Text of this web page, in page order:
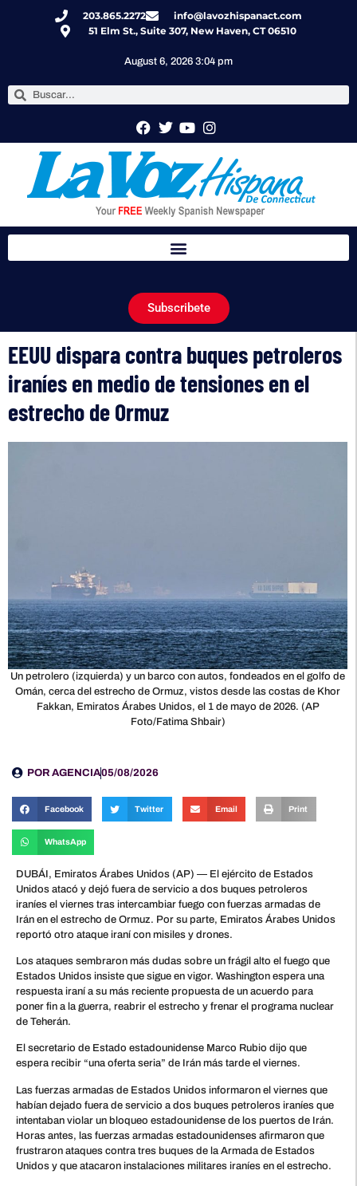
203.865.2272
info@lavozhispanact.com
51 Elm St., Suite 307, New Haven, CT 06510
August 6, 2026 3:04 pm
Subscribete
EEUU dispara contra buques petroleros
iraníes en medio de tensiones en el
estrecho de Ormuz
Un petrolero (izquierda) y un barco con autos, fondeados en el golfo de
Omán, cerca del estrecho de Ormuz, vistos desde las costas de Khor
Fakkan, Emiratos Árabes Unidos, el 1 de mayo de 2026. (AP
Foto/Fatima Shbair)
POR AGENCIA05/08/2026
Facebook Twitter Email Print
WhatsApp
DUBÁI, Emiratos Árabes Unidos (AP) — El ejército de Estados
Unidos atacó y dejó fuera de servicio a dos buques petroleros
iraníes el viernes tras intercambiar fuego con fuerzas armadas de
Irán en el estrecho de Ormuz. Por su parte, Emiratos Árabes Unidos
reportó otro ataque iraní con misiles y drones.
Los ataques sembraron más dudas sobre un frágil alto el fuego que
Estados Unidos insiste que sigue en vigor. Washington espera una
respuesta iraní a su más reciente propuesta de un acuerdo para
poner fin a la guerra, reabrir el estrecho y frenar el programa nuclear
de Teherán.
El secretario de Estado estadounidense Marco Rubio dijo que
espera recibir “una oferta seria” de Irán más tarde el viernes.
Las fuerzas armadas de Estados Unidos informaron el viernes que
habían dejado fuera de servicio a dos buques petroleros iraníes que
intentaban violar un bloqueo estadounidense de los puertos de Irán.
Horas antes, las fuerzas armadas estadounidenses afirmaron que
frustraron ataques contra tres buques de la Armada de Estados
Unidos y que atacaron instalaciones militares iraníes en el estrecho.